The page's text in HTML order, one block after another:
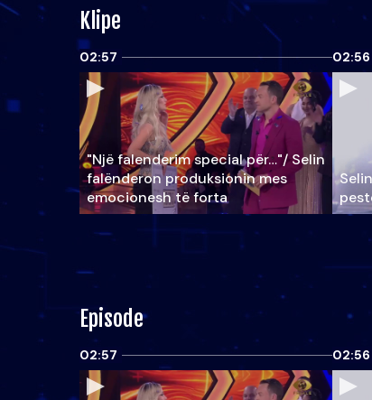
Klipe
02:57
"Një falenderim special për…"/ Selin
falënderon produksionin mes
emocionesh të forta
02:56
Episode
02:57 02:56